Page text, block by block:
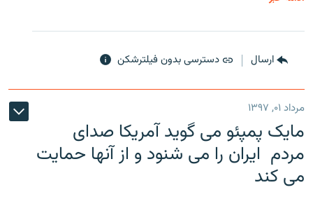
ارسال دسترسی بدون فیلترشکن
مرداد ۰۱, ۱۳۹۷
مایک پمپئو می گوید آمریکا صدای
مردم ایران را می شنود و از آنها حمایت
می کند